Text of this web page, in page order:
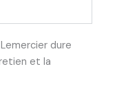
dure
et la